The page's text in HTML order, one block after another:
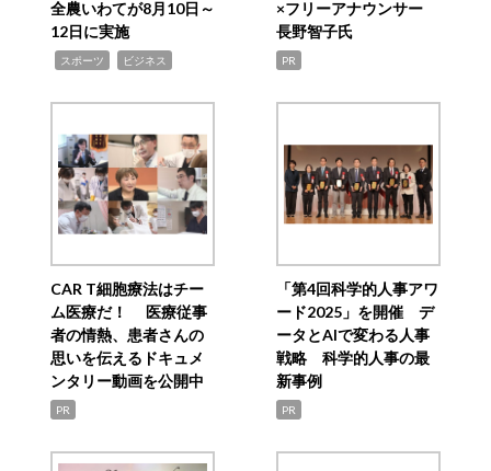
全農いわてが8月10日～
12日に実施
スポーツ ビジネス
×フリーアナウンサー
長野智子氏
PR
CAR T細胞療法はチー
ム医療だ！ 医療従事
者の情熱、患者さんの
思いを伝えるドキュメ
ンタリー動画を公開中
PR
「第4回科学的人事アワ
ード2025」を開催 デ
ータとAIで変わる人事
戦略 科学的人事の最
新事例
PR